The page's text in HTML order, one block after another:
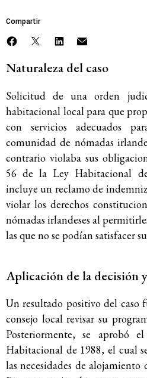
Compartir
Naturaleza del caso
Solicitud de una orden
habitacional local para que
con servicios adecuados
comunidad de nómadas
contrario violaba sus
56 de la Ley Habitacional
incluye un reclamo de
violar los derechos
nómadas irlandeses al
las que no se podían satisfacer
Aplicación de la decisión
Un resultado positivo del caso
consejo local revisar su
Posteriormente, se aprobó
Habitacional de 1988, el cual
las necesidades de alojamiento